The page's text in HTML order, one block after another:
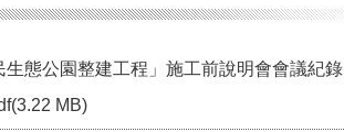
生態公園整建工程」施工前說明會會議紀錄
MB)